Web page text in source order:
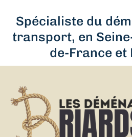
Spécialiste du
transport, en
de-France et